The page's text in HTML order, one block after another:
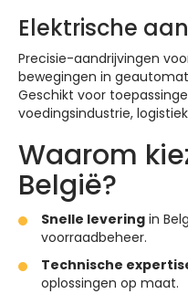
Elektrische
Precisie-aandrijvingen
bewegingen in
Geschikt voor
voedingsindustrie,
Waarom
België?
Snelle levering in
voorraadbeheer.
Technische
oplossingen op maat.